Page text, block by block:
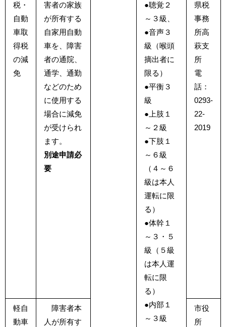
税・
自動
車取
得税
の減
免
害者の家族
が所有する
自家用自動
車を、障害
者の通院、
通学、通勤
などのため
に使用する
場合に減免
が受けられ
ます。
別途申請必
要
●聴覚２
～３級、
●音声３
級（喉頭
摘出者に
限る）
●平衡３
級
●上肢１
～２級
●下肢１
～６級
（４～６
級は本人
運転に限
る）
●体幹１
～３・５
級（５級
は本人運
転に限
る）
●内部１
～３級
県税
事務
所高
萩支
所
電
話：
0293-
22-
2019
軽自
動車
障害者本
人が所有す
市役
所